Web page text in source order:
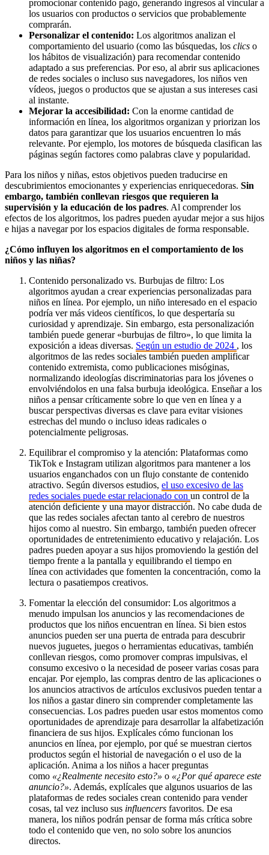
promocionar contenido pago, generando ingresos al vincular a
los usuarios con productos o servicios que probablemente
comprarán.
Personalizar el contenido: Los algoritmos analizan el
comportamiento del usuario (como las búsquedas, los clics o
los hábitos de visualización) para recomendar contenido
adaptado a sus preferencias. Por eso, al abrir sus aplicaciones
de redes sociales o incluso sus navegadores, los niños ven
vídeos, juegos o productos que se ajustan a sus intereses casi
al instante.
Mejorar la accesibilidad: Con la enorme cantidad de
información en línea, los algoritmos organizan y priorizan los
datos para garantizar que los usuarios encuentren lo más
relevante. Por ejemplo, los motores de búsqueda clasifican las
páginas según factores como palabras clave y popularidad.
Para los niños y niñas, estos objetivos pueden traducirse en
descubrimientos emocionantes y experiencias enriquecedoras. Sin
embargo, también conllevan riesgos que requieren la
supervisión y la educación de los padres. Al comprender los
efectos de los algoritmos, los padres pueden ayudar mejor a sus hijos
e hijas a navegar por los espacios digitales de forma responsable.
¿Cómo influyen los algoritmos en el comportamiento de los
niños y las niñas?
Contenido personalizado vs. Burbujas de filtro: Los
algoritmos ayudan a crear experiencias personalizadas para
niños en línea. Por ejemplo, un niño interesado en el espacio
podría ver más videos científicos, lo que despertaría su
curiosidad y aprendizaje. Sin embargo, esta personalización
también puede generar «burbujas de filtro», lo que limita la
exposición a ideas diversas. Según un estudio de 2024 , los
algoritmos de las redes sociales también pueden amplificar
contenido extremista, como publicaciones misóginas,
normalizando ideologías discriminatorias para los jóvenes o
envolviéndolos en una falsa burbuja ideológica. Enseñar a los
niños a pensar críticamente sobre lo que ven en línea y a
buscar perspectivas diversas es clave para evitar visiones
estrechas del mundo o incluso ideas radicales o
potencialmente peligrosas.
Equilibrar el compromiso y la atención: Plataformas como
TikTok e Instagram utilizan algoritmos para mantener a los
usuarios enganchados con un flujo constante de contenido
atractivo. Según diversos estudios, el uso excesivo de las
redes sociales puede estar relacionado con un control de la
atención deficiente y una mayor distracción. No cabe duda de
que las redes sociales afectan tanto al cerebro de nuestros
hijos como al nuestro. Sin embargo, también pueden ofrecer
oportunidades de entretenimiento educativo y relajación. Los
padres pueden apoyar a sus hijos promoviendo la gestión del
tiempo frente a la pantalla y equilibrando el tiempo en
línea con actividades que fomenten la concentración, como la
lectura o pasatiempos creativos.
Fomentar la elección del consumidor: Los algoritmos a
menudo impulsan los anuncios y las recomendaciones de
productos que los niños encuentran en línea. Si bien estos
anuncios pueden ser una puerta de entrada para descubrir
nuevos juguetes, juegos o herramientas educativas, también
conllevan riesgos, como promover compras impulsivas, el
consumo excesivo o la necesidad de poseer varias cosas para
encajar. Por ejemplo, las compras dentro de las aplicaciones o
los anuncios atractivos de artículos exclusivos pueden tentar a
los niños a gastar dinero sin comprender completamente las
consecuencias. Los padres pueden usar estos momentos como
oportunidades de aprendizaje para desarrollar la alfabetización
financiera de sus hijos. Explícales cómo funcionan los
anuncios en línea, por ejemplo, por qué se muestran ciertos
productos según el historial de navegación o el uso de la
aplicación. Anima a los niños a hacer preguntas
como «¿Realmente necesito esto?» o «¿Por qué aparece este
anuncio?». Además, explícales que algunos usuarios de las
plataformas de redes sociales crean contenido para vender
cosas, tal vez incluso sus influencers favoritos. De esa
manera, los niños podrán pensar de forma más crítica sobre
todo el contenido que ven, no solo sobre los anuncios
directos.